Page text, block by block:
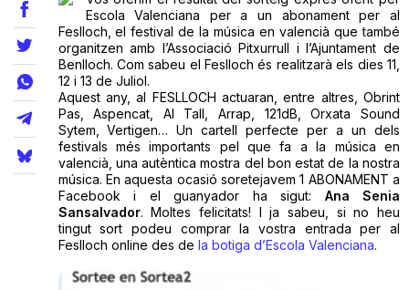
Opinió
Llibres
La Llista
Llocs
Escola Valenciana per a un abonament per al
Feslloch, el festival de la música en valencià que també
organitzen amb l’Associació Pitxurrull i l’Ajuntament de
Benlloch. Com sabeu el Feslloch és realitzarà els dies 11,
12 i 13 de Juliol.
Aquest any, al FESLLOCH actuaran, entre altres, Obrint
Pas, Aspencat, Al Tall, Arrap, 121dB, Orxata Sound
Sytem, Vertigen… Un cartell perfecte per a un dels
festivals més importants pel que fa a la música en
valencià, una autèntica mostra del bon estat de la nostra
música. En aquesta ocasió soretejavem 1 ABONAMENT a
Facebook i el guanyador ha sigut: Ana Senia
Sansalvador. Moltes felicitats! I ja sabeu, si no heu
tingut sort podeu comprar la vostra entrada per al
Feslloch online des de la botiga d’Escola Valenciana.